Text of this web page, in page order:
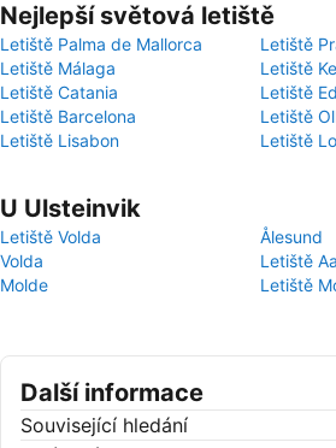
Nejlepší světová letiště
Letiště Palma de Mallorca
Letiště
Letiště Málaga
Letiště
Letiště Catania
Letiště
Letiště Barcelona
Letiště
Letiště Lisabon
Letiště
U Ulsteinvik
Letiště Volda
Ålesund
Volda
Letiště
Molde
Letiště
Další informace
Související hledání